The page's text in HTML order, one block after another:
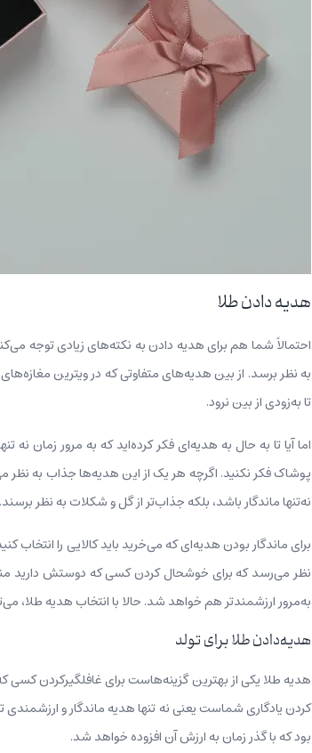
هدیه دادن طلا
احتمالاً شما هم برای هدیه دادن به نکته‌های زیادی توجه
به نظر برسد. از بین هدیه‌های متفاوتی که در ویترین
تا به‌زودی از بین نرود.
اما آیا تا به حال به هدیه‌ای فکر کرده‌اید که به مرور زمان
پوشاک فکر نکنید. اگرچه هر یک از این هدیه‌ها جذاب به نظر
نه‌تنها ماندگار باشد، بلکه جذاب‌تر از گل و شکلات به نظر برسند.
برای ماندگار بودن هدیه‌ای که می‌خرید باید کالایی را انتخاب
نظر می‌رسد که برای خوشحال کردن کسی که دوستش دارید
به‌مرور ارزشمندتر هم خواهد شد. حالا با انتخاب هدیه
هدیه‌دادن طلا برای تولد
هدیه طلا یکی از بهترین گزینه‌هاست برای غافلگیرکردن کسی
کردن یادگاری شماست یعنی نه تنها هدیه ماندگار و
بود که با گذر زمان به ارزش آن افزوده خواهد شد.